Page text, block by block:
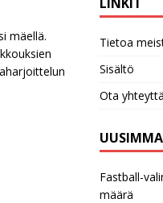
mäellä.
Tietoa
Sisältö
Ota yhteyttä
Fastball-
määrä